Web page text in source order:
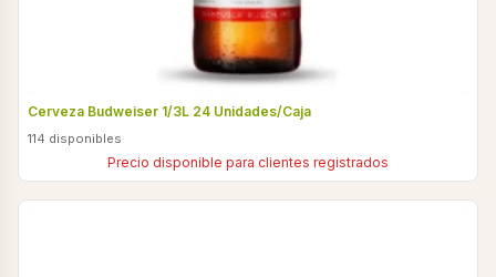
Cerveza Budweiser 1/3L 24 Unidades/Caja
114 disponibles
Precio disponible para clientes registrados